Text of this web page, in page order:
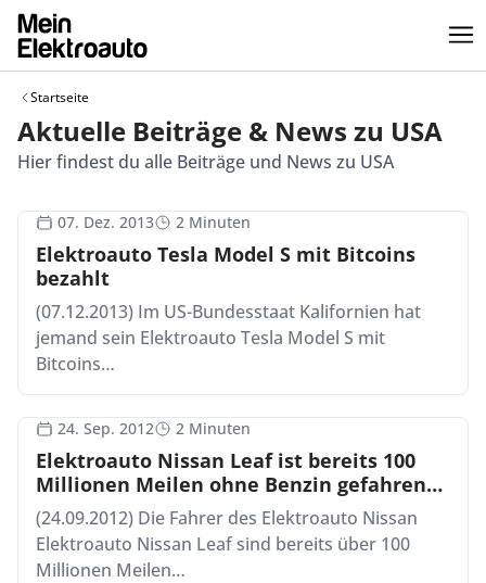
Startseite
Aktuelle Beiträge & News zu USA
Hier findest du alle Beiträge und News zu USA
07. Dez. 2013 2 Minuten
Elektroauto Tesla Model S mit Bitcoins
bezahlt
(07.12.2013) Im US-Bundesstaat Kalifornien hat
jemand sein Elektroauto Tesla Model S mit
Bitcoins…
24. Sep. 2012 2 Minuten
Elektroauto Nissan Leaf ist bereits 100
Millionen Meilen ohne Benzin gefahren
(Infografik)
(24.09.2012) Die Fahrer des Elektroauto Nissan
Elektroauto Nissan Leaf sind bereits über 100
Millionen Meilen…